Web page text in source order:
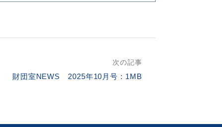
次の記事
財団室NEWS 2025年10月号 : 1MB